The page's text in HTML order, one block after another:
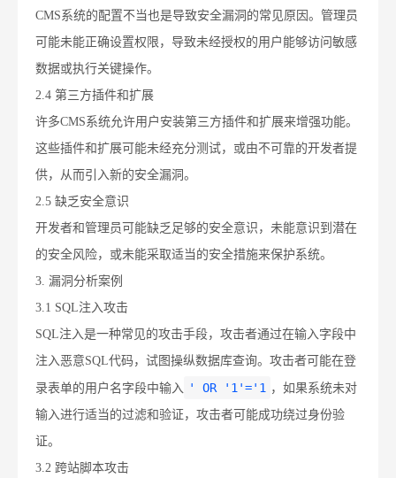
CMS系统的配置不当也是导致安全漏洞的常见原因。管理员
可能未能正确设置权限，导致未经授权的用户能够访问敏感
数据或执行关键操作。
2.4 第三方插件和扩展
许多CMS系统允许用户安装第三方插件和扩展来增强功能。
这些插件和扩展可能未经充分测试，或由不可靠的开发者提
供，从而引入新的安全漏洞。
2.5 缺乏安全意识
开发者和管理员可能缺乏足够的安全意识，未能意识到潜在
的安全风险，或未能采取适当的安全措施来保护系统。
3. 漏洞分析案例
3.1 SQL注入攻击
SQL注入是一种常见的攻击手段，攻击者通过在输入字段中
注入恶意SQL代码，试图操纵数据库查询。攻击者可能在登
录表单的用户名字段中输入 ' OR '1'='1 ，如果系统未对
输入进行适当的过滤和验证，攻击者可能成功绕过身份验
证。
3.2 跨站脚本攻击